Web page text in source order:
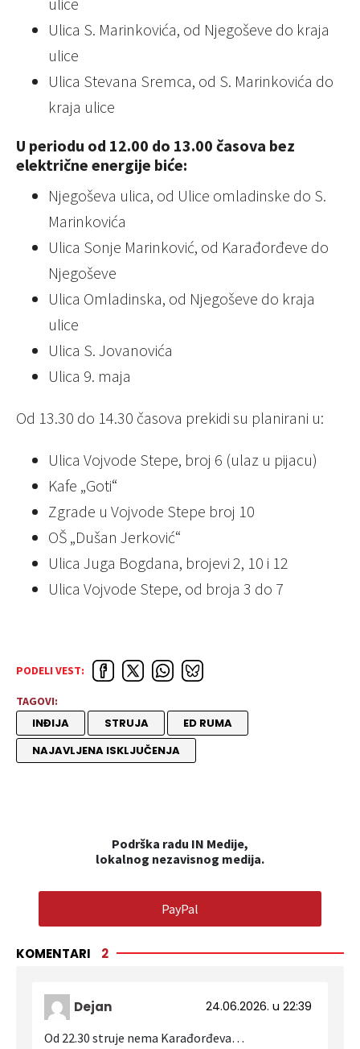
Ulica S. Marinkovića, od Njegoševe do kraja
ulice
Ulica Stevana Sremca, od S. Marinkovića do
kraja ulice
U periodu od 12.00 do 13.00 časova bez
električne energije biće:
Njegoševa ulica, od Ulice omladinske do S.
Marinkovića
Ulica Sonje Marinković, od Karađorđeve do
Njegoševe
Ulica Omladinska, od Njegoševe do kraja
ulice
Ulica S. Jovanovića
Ulica 9. maja
Od 13.30 do 14.30 časova prekidi su planirani u:
Ulica Vojvode Stepe, broj 6 (ulaz u pijacu)
Kafe „Goti“
Zgrade u Vojvode Stepe broj 10
OŠ „Dušan Jerković“
Ulica Juga Bogdana, brojevi 2, 10 i 12
Ulica Vojvode Stepe, od broja 3 do 7
PODELI VEST:
TAGOVI:
INĐIJA STRUJA
ED RUMA
NAJAVLJENA ISKLJUČENJA
Podrška radu IN Medije,
lokalnog nezavisnog medija.
PayPal
KOMENTARI 2
Dejan
24.06.2026. u 22:39
Od 22.30 struje nema Karađorđeva…